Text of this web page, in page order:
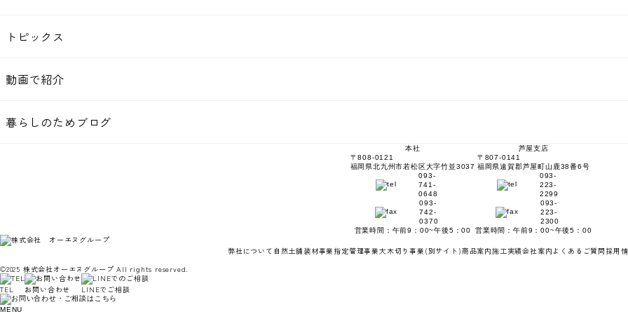
トピックス
動画で紹介
暮らしのためブログ
本社
〒808-0121
福岡県北九州市若松区大字竹並3037
093-
741-
0648
093-
742-
0370
営業時間：午前9：00~午後5：00
芦屋支店
〒807-0141
福岡県遠賀郡芦屋町山鹿38番6号
093-
223-
2299
093-
223-
2300
営業時間：午前9：00~午後5：00
弊社について 自然土舗装材事業指定管理事業大木切り事業 (別サイト)商品案内施工実績会社案内 よくあるご質問 採用
©2025 株式会社オーエヌグループ All rights reserved.
TEL
お問い合わせ LINEでご相談
MENU